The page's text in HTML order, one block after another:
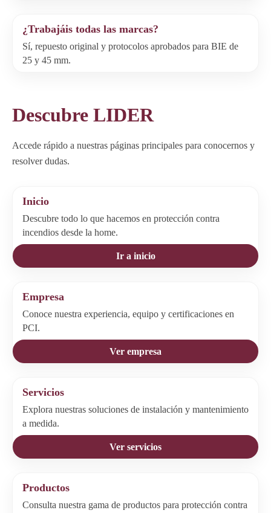
¿Trabajáis todas las marcas?
Sí, repuesto original y protocolos aprobados para BIE de
25 y 45 mm.
Descubre LIDER
Accede rápido a nuestras páginas principales para conocernos y
resolver dudas.
Inicio
Descubre todo lo que hacemos en protección contra
incendios desde la home.
Ir a inicio
Empresa
Conoce nuestra experiencia, equipo y certificaciones en
PCI.
Ver empresa
Servicios
Explora nuestras soluciones de instalación y mantenimiento
a medida.
Ver servicios
Productos
Consulta nuestra gama de productos para protección contra